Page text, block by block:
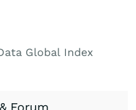
Global Index
Forum